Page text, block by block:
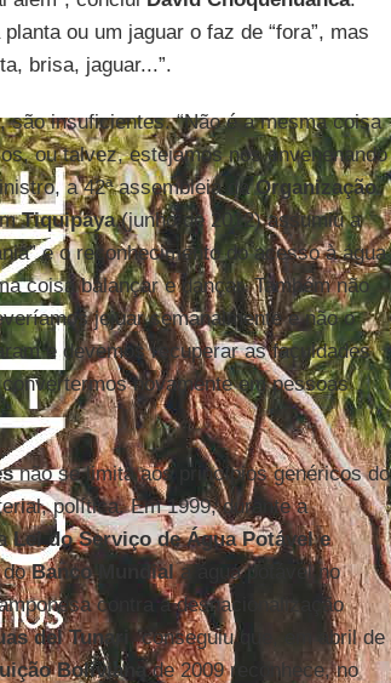
ou um jaguar o faz de “fora”, mas
brisa, jaguar...”.
insuficientes. “Não é a mesma coisa
ou talvez, estejamos nos envenenando
a 42ª assembleia daOrganização
Tiquipaya(junho de 2012) assumiu a
e o reconhecimento do acesso à água
coisa balançar e dançar. Também não
jejuar semanalmente e não o
e devemos recuperar as faculdades
novamente em pessoas
não se limita aos princípios genéricos do
política. Em 1999, durante a
Lei do Serviço de Água Potável e
doBanco Mundiala água potável no
contra a desnacionalização
del Tunari
, conseguiu que, em abril de
Bolivianade 2009 reconhece, no